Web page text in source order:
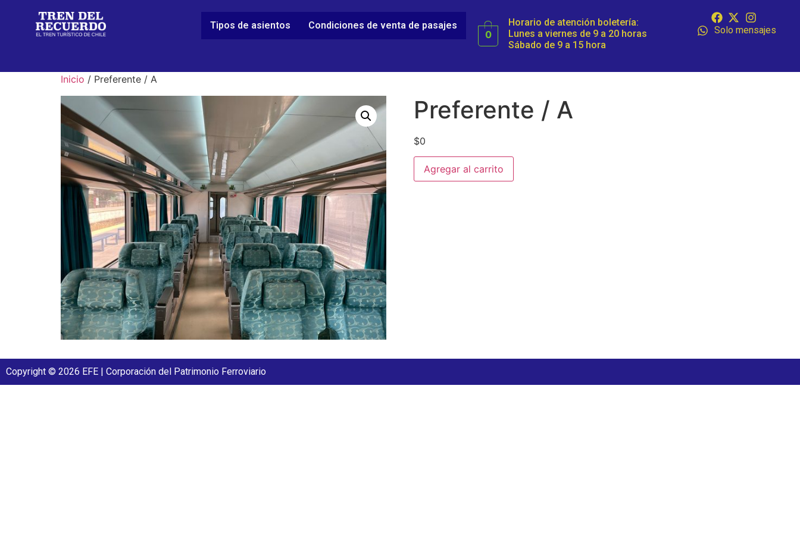
Tipos de asientos Condiciones de venta de pasajes
0
Horario de atención boletería:
Lunes a viernes de 9 a 20 horas
Sábado de 9 a 15 hora
Solo mensajes
Inicio / Preferente / A
Preferente / A
$0
Agregar al carrito
Copyright © 2026 EFE | Corporación del Patrimonio Ferroviario